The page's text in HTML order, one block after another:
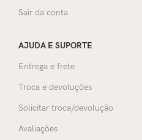
Sair da conta
AJUDA E SUPORTE
Entrega e frete
Troca e devoluções
Solicitar troca/devolução
Avaliações